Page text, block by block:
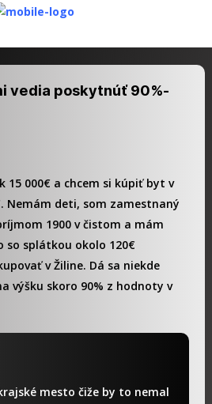
vedia poskytnúť 90%-
15 000€ a chcem si kúpiť byt v
Nemám deti, som zamestnaný
1900 v čistom a mám
so splátkou okolo 120€
v Žiline. Dá sa niekde
výšku skoro 90% z hodnoty v
mesto čiže by to nemal